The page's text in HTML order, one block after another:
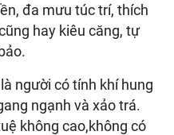
đa mưu túc trí, thích
hay kiêu căng, tự
người có tính khí hung
ngạnh và xảo trá.
không cao,không có